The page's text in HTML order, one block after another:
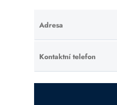
Adresa
Ponechte
toto pole
prázdné.
Kontaktní telefon
Ponechte
toto pole
prázdné.